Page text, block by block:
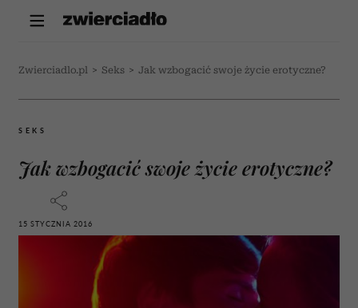
Zwierciadlo.pl > Seks > Jak wzbogacić swoje życie erotyczne?
SEKS
Jak wzbogacić swoje życie erotyczne?
15 STYCZNIA 2016